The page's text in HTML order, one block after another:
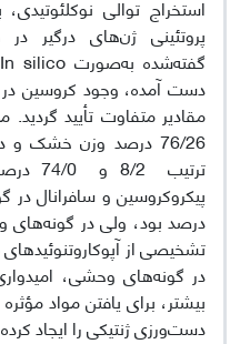
استخراج توالی
پروتئینی ژن‌های درگیر در
دست آمده، وجود کروسین
مقادیر متفاوت تأیید گردید.
76/26 درصد وزن خشک
ترتیب 8/2 و
74/
درصد بود، ولی در گونه‌های
تشخیصی از
در گونه‌های وحشی،
بیشتر، برای یافتن مواد
دست‌ورزی ژنتیکی را ایجاد